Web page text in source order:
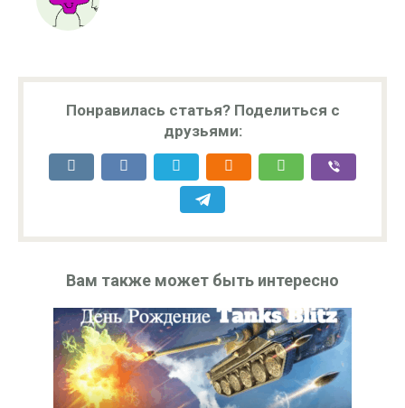
Понравилась статья? Поделиться с
друзьями:
Вам также может быть интересно